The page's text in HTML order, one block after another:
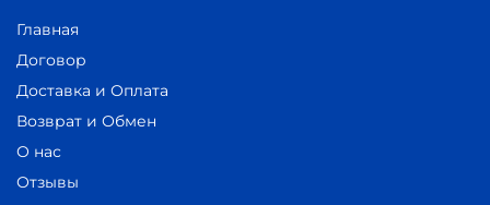
Главная
Договор
Доставка и Оплата
Возврат и Обмен
О нас
Отзывы